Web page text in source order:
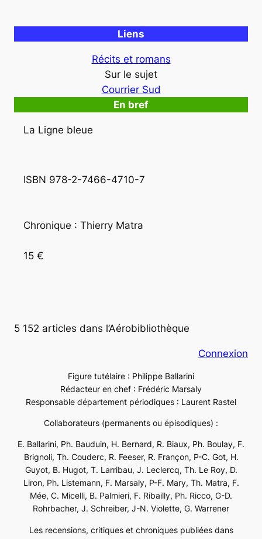
Liens
Récits et romans
Sur le sujet
Courrier Sud
En bref
La Ligne bleue
ISBN 978-2-7466-4710-7
Chronique : Thierry Matra
15 €
5 152 articles dans l’Aérobibliothèque
Connexion
Figure tutélaire : Philippe Ballarini
Rédacteur en chef : Frédéric Marsaly
Responsable département périodiques : Laurent Rastel
Collaborateurs (permanents ou épisodiques) :
E. Ballarini, Ph. Bauduin, H. Bernard, R. Biaux, Ph. Boulay, F.
Brignoli, Th. Couderc, R. Feeser, R. Françon, P-C. Got, H.
Guyot, B. Hugot, T. Larribau, J. Leclercq, Th. Le Roy, D.
Liron, Ph. Listemann, F. Marsaly, P-F. Mary, Th. Matra, F.
Mée, C. Micelli, B. Palmieri, F. Ribailly, Ph. Ricco, G-D.
Rohrbacher, J. Schreiber, J-N. Violette, G. Warrener
Les recensions, critiques et chroniques publiées dans